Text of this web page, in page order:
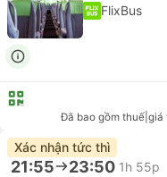
FlixBus
Đã bao gồm thuế giá
Xác nhận tức thì
21:55 23:50 1h 55p